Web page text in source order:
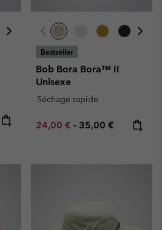
Bestseller
Bob Bora Bora™ II
Unisexe
Séchage rapide
Minimum sale price:
24,00 € - Maximum price:
35,00 €